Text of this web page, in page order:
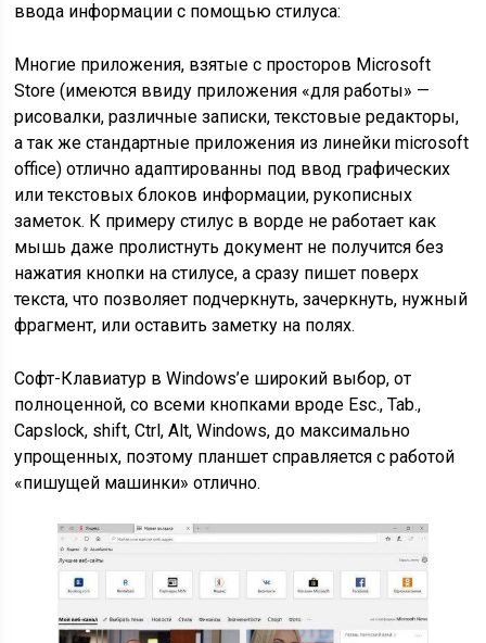
ввода информации с помощью стилуса:
Многие приложения, взятые с просторов Microsoft
Store (имеются ввиду приложения «для работы» —
рисовалки, различные записки, текстовые редакторы,
а так же стандартные приложения из линейки microsoft
office) отлично адаптированны под ввод графических
или текстовых блоков информации, рукописных
заметок. К примеру стилус в ворде не работает как
мышь даже пролистнуть документ не получится без
нажатия кнопки на стилусе, а сразу пишет поверх
текста, что позволяет подчеркнуть, зачеркнуть, нужный
фрагмент, или оставить заметку на полях.
Софт-Клавиатур в Windows’е широкий выбор, от
полноценной, со всеми кнопками вроде Esc., Tab.,
Capslock, shift, Ctrl, Alt, Windows, до максимально
упрощенных, поэтому планшет справляется с работой
«пишущей машинки» отлично.